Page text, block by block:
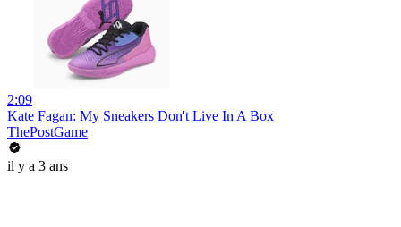
2:09
Kate Fagan: My Sneakers Don't Live In A Box
ThePostGame
il y a 3 ans